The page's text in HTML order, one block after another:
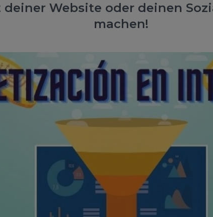
Website oder deinen
machen!